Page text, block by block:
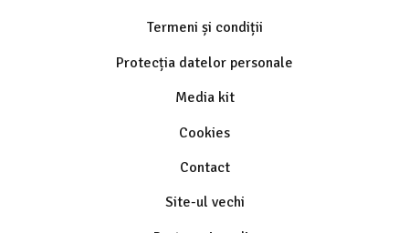
Termeni și condiții
Protecția datelor personale
Media kit
Cookies
Contact
Site-ul vechi